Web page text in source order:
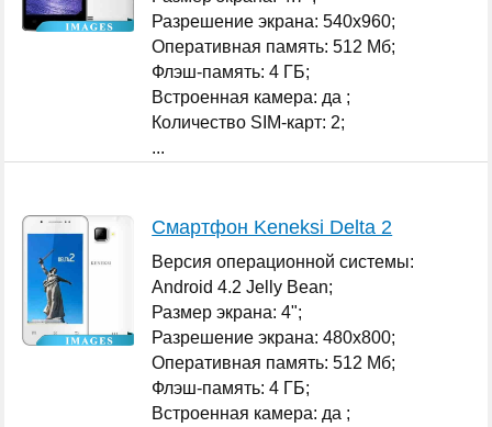
Разрешение экрана: 540x960;
Оперативная память: 512 Мб;
Флэш-память: 4 ГБ;
Встроенная камера: да ;
Количество SIM-карт: 2;
...
Смартфон Keneksi Delta 2
Версия операционной системы:
Android 4.2 Jelly Bean;
Размер экрана: 4";
Разрешение экрана: 480x800;
Оперативная память: 512 Мб;
Флэш-память: 4 ГБ;
Встроенная камера: да ;